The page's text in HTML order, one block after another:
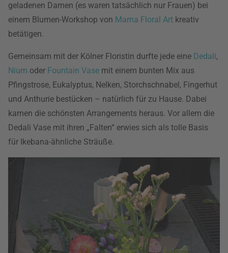
geladenen Damen (es waren tatsächlich nur Frauen) bei
einem Blumen-Workshop von Marna Floral Art kreativ
betätigen.
Gemeinsam mit der Kölner Floristin durfte jede eine Dedali,
Nium oder Fountain Vase mit einem bunten Mix aus
Pfingstrose, Eukalyptus, Nelken, Storchschnabel, Fingerhut
und Anthurie bestücken – natürlich für zu Hause. Dabei
kamen die schönsten Arrangements heraus. Vor allem die
Dedali Vase mit ihren „Falten“ erwies sich als tolle Basis
für Ikebana-ähnliche Sträuße.